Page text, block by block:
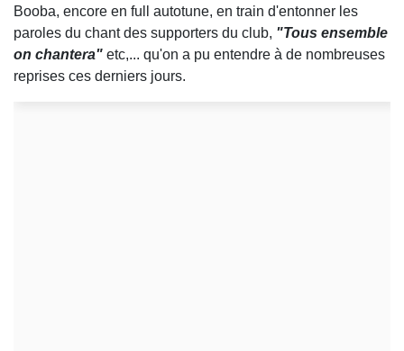
Booba, encore en full autotune, en train d'entonner les
paroles du chant des supporters du club, "Tous ensemble
on chantera" etc,... qu'on a pu entendre à de nombreuses
reprises ces derniers jours.